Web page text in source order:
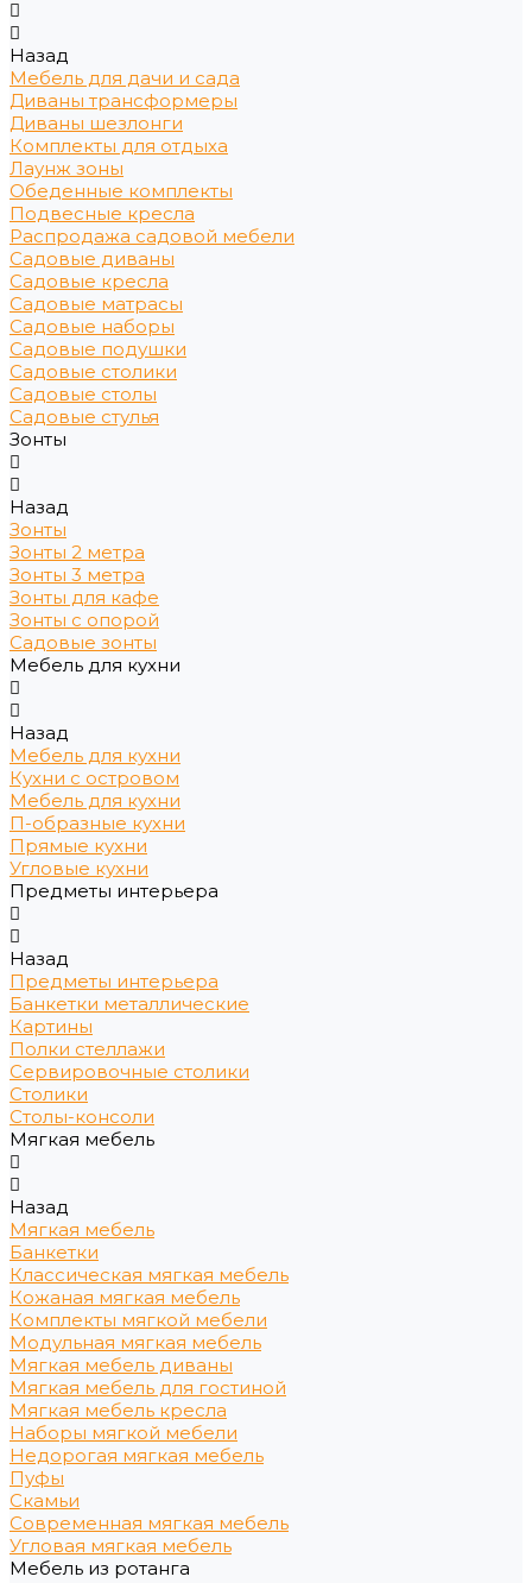
Назад
Мебель для дачи и сада
Диваны трансформеры
Диваны шезлонги
Комплекты для отдыха
Лаунж зоны
Обеденные комплекты
Подвесные кресла
Распродажа садовой мебели
Садовые диваны
Садовые кресла
Садовые матрасы
Садовые наборы
Садовые подушки
Садовые столики
Садовые столы
Садовые стулья
Зонты
Назад
Зонты
Зонты 2 метра
Зонты 3 метра
Зонты для кафе
Зонты с опорой
Садовые зонты
Мебель для кухни
Назад
Мебель для кухни
Кухни с островом
Мебель для кухни
П-образные кухни
Прямые кухни
Угловые кухни
Предметы интерьера
Назад
Предметы интерьера
Банкетки металлические
Картины
Полки стеллажи
Сервировочные столики
Столики
Столы-консоли
Мягкая мебель
Назад
Мягкая мебель
Банкетки
Классическая мягкая мебель
Кожаная мягкая мебель
Комплекты мягкой мебели
Модульная мягкая мебель
Мягкая мебель диваны
Мягкая мебель для гостиной
Мягкая мебель кресла
Наборы мягкой мебели
Недорогая мягкая мебель
Пуфы
Скамьи
Современная мягкая мебель
Угловая мягкая мебель
Мебель из ротанга